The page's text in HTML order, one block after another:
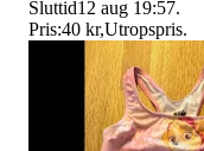
Sluttid12 aug 19:57.
Pris:40 kr,Utropspris.